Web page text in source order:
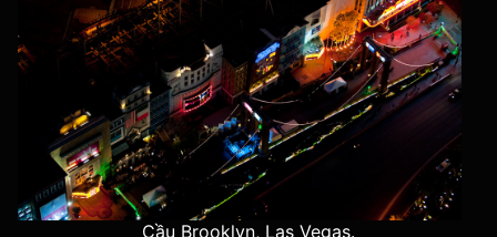
Cầu Brooklyn, Las Vegas.